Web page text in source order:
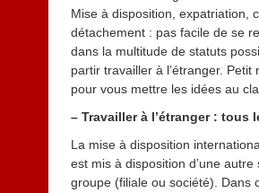
Mise à disposition, expatriation,
détachement : pas facile de se
dans la multitude de statuts
partir travailler à l’étranger. Petit
pour vous mettre les idées au
– Travailler à l’étranger : tous
La mise à disposition
est mis à disposition d’une autre
groupe (filiale ou société). Dans